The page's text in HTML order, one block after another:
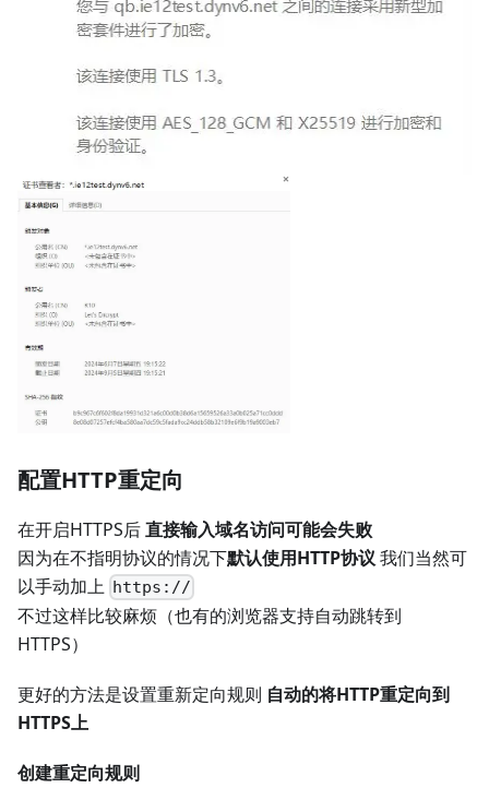
配置HTTP重定向
在开启HTTPS后直接输入域名访问可能会失败
因为在不指明协议的情况下默认使用HTTP协议 我们当然可
以手动加上 https://
不过这样比较麻烦（也有的浏览器支持自动跳转到
HTTPS）
更好的方法是设置重新定向规则 自动的将HTTP重定向到
HTTPS上
创建重定向规则